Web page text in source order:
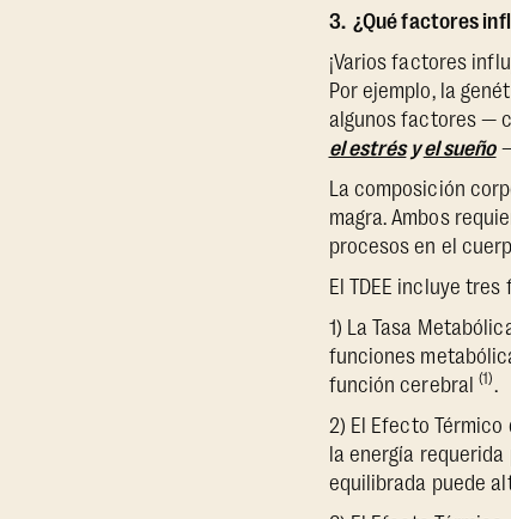
3. ¿Qué factores
¡Varios factores
Por ejemplo, la
algunos factores —
el estrésyel sueño
La composición
magra. Ambos
procesos en el
El TDEE incluye
1) La Tasa
funciones
función cerebral(1).
2) El Efecto
la energía
equilibrada puede